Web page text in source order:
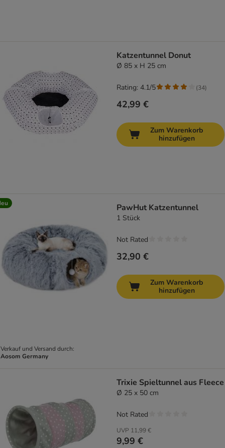
Katzentunnel Donut
Ø 85 x H 25 cm
42,99 €
Rating: 4.1/5 (34)
Zum Warenkorb
hinzufügen
Verkauf und Versand durch:
Aosom Germany
PawHut Katzentunnel
1 Stück
32,90 €
Not Rated
Zum Warenkorb
hinzufügen
Trixie Spieltunnel aus Fleece
Ø 25 x 50 cm
UVP 11,99 €
9,99 €
Not Rated